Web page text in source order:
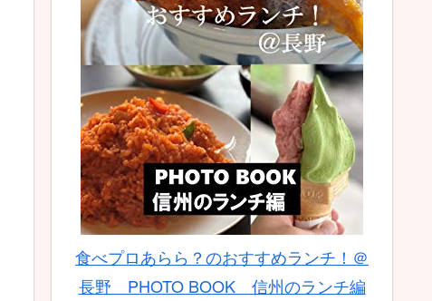
食べプロあらら？のおすすめランチ！＠
長野 PHOTO BOOK 信州のランチ編